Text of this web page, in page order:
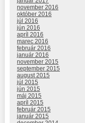
november 2016
október 2016
júl 2016
jún 2016
apríl 2016
marec 2016
február 2016
január 2016
november 2015
september 2015
august 2015
júl 2015
jún 2015
máj 2015
apríl 2015
február 2015
január 2015